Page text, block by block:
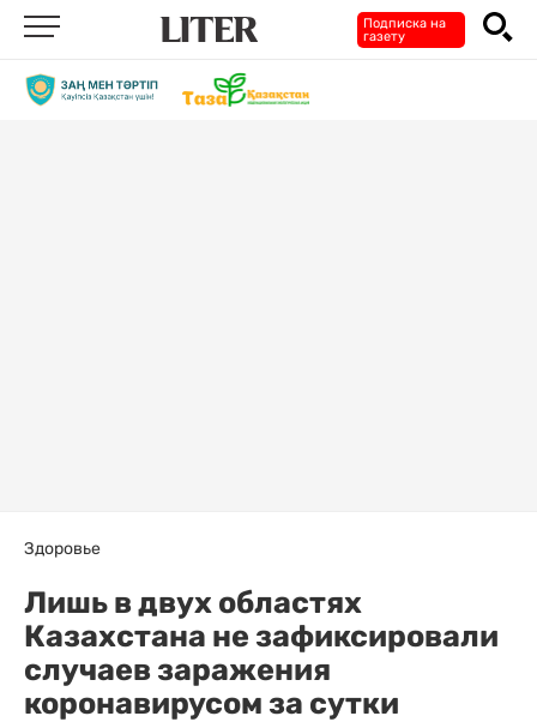
Подписка на
газету
Здоровье
Лишь в двух областях
Казахстана не зафиксировали
случаев заражения
коронавирусом за сутки